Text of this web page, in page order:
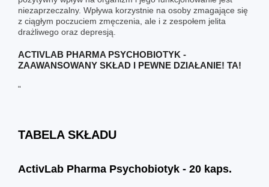
niezaprzeczalny. Wpływa korzystnie na osoby zmagające się
z ciągłym poczuciem zmęczenia, ale i z zespołem jelita
drażliwego oraz depresją.
ACTIVLAB PHARMA PSYCHOBIOTYK -
ZAAWANSOWANY SKŁAD I PEWNE DZIAŁANIE! TA!
"
TABELA SKŁADU
ActivLab Pharma Psychobiotyk - 20 kaps.